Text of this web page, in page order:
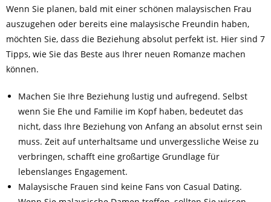
Wenn Sie planen, bald mit einer schönen malaysischen Frau
auszugehen oder bereits eine malaysische Freundin haben,
möchten Sie, dass die Beziehung absolut perfekt ist. Hier sind 7
Tipps, wie Sie das Beste aus Ihrer neuen Romanze machen
können.
Machen Sie Ihre Beziehung lustig und aufregend. Selbst
wenn Sie Ehe und Familie im Kopf haben, bedeutet das
nicht, dass Ihre Beziehung von Anfang an absolut ernst sein
muss. Zeit auf unterhaltsame und unvergessliche Weise zu
verbringen, schafft eine großartige Grundlage für
lebenslanges Engagement.
Malaysische Frauen sind keine Fans von Casual Dating.